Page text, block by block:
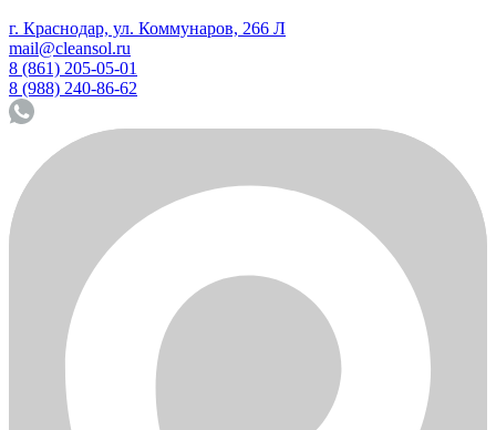
г. Краснодар, ул. Коммунаров, 266 Л
mail@cleansol.ru
8 (861) 205-05-01
8 (988) 240-86-62